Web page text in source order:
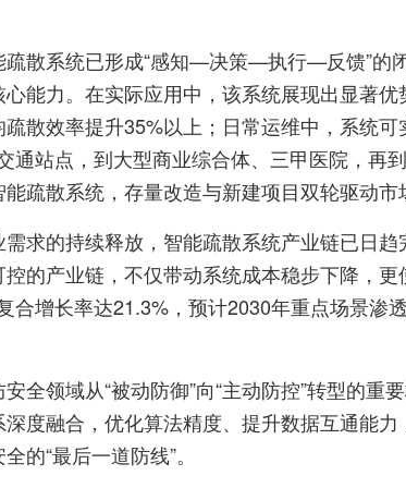
散系统已形成“感知—决策—执行—反馈”的
能力。在实际应用中，该系统展现出显著
散效率提升35%以上；日常运维中，系统
站点，到大型商业综合体、三甲医院，
疏散系统，存量改造与新建项目双轮驱动市
求的持续释放，智能疏散系统产业链已日
的产业链，不仅带动系统成本稳步下降，
增长率达21.3%，预计2030年重点场景渗
全领域从“被动防御”向“主动防控”转型的
度融合，优化算法精度、提升数据互通能
的“最后一道防线”。